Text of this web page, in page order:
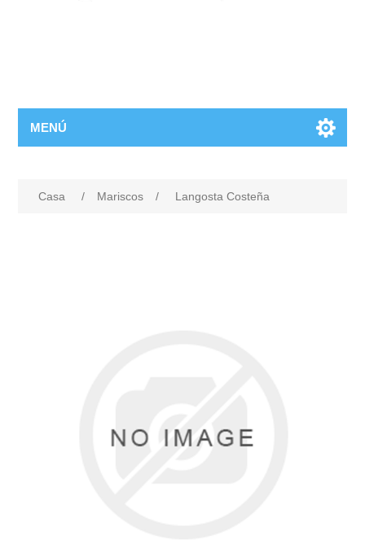
MENÚ
Casa / Mariscos / Langosta Costeña